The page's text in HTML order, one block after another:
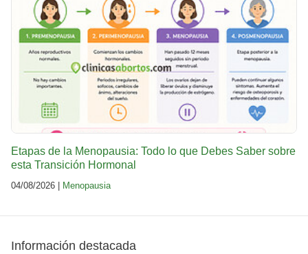
Etapas de la Menopausia: Todo lo que Debes Saber sobre
esta Transición Hormonal
04/08/2026 | Menopausia
Información destacada